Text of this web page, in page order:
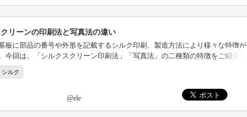
リーンの印刷法と写真法の違い
板に部品の番号や外形を記載するシルク印刷、製造方法により様々な特徴が
今回は、「シルクスクリーン印刷法」「写真法」の二種類の特徴をご紹介し
シルク
@ele